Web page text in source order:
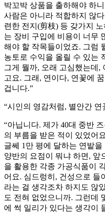
박꼬박 상품을 출하해야 하
사람은 아니라 적합하지 않
련한 전지(剪枝) 등 갖가지
는 장비 구입에 비용이 너무
해야 할 작목들이었죠. 그럼
농토로 수익을 올릴 수 있는
그게 뭘까, 오래 고심했는데,
고요. 그래, 연이다, 연꽃에
겁니다.”
“시인의 영감처럼, 별안간
“아닙니다. 제가 40대 중반
의 부름을 받은 적이 있었어
글쎄 1만 평에 달하는 연밭
양반의 요점이 뭐냐 하면, 앞
을 활용한 각종 가공식품이
어요. 심드렁히, 건성으로 들
라는 걸 생각조차 하지도 않
도 전혀 없었으니까. 그런데
에 썩 일리가 있다는 생각이